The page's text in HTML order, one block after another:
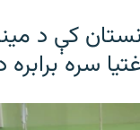
کې د
سره برابره